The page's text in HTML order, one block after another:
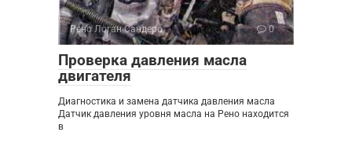
Рено Логан Сандеро 0
Проверка давления масла
двигателя
Диагностика и замена датчика давления масла
Датчик давления уровня масла на Рено находится
в